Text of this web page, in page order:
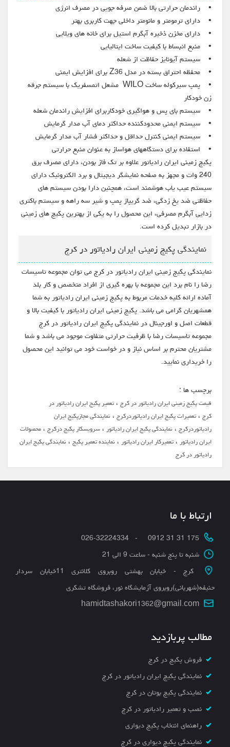
• راندمان حرارتی بالا ضمن صرفه جویی در مصرف انرژی
• دارای ترمومتر و مانومتر داخلی جهت کاربری بهتر
• دارای مخزن ذخیره آبگرم استیل برای خانه های ویلایی
• منبع انبساط با کیفیت ساخت ایتالیایی
• سیستم آیونایز حفاظت از شعله
• محفظه احتراق بسته در مدل Z36 برای افزایش ایمنی
• پمپ سیرکوله ساخت WILO مشعل اتمسفریک با سیستم جرقه
زن خودکار
• سیستم بای پس و هواگیری خودکاربرای افزایش راندمان شعله
• سیستم ایمنی محدودکننده حداکثر دمای آب مدار گرمایش
• سیستم ایمنی کنترل حداقل و حداکثر فشار آب مدار گرمایش
• استفاده برای دستگاههای هواساز به عنوان منبع حرارتی
پکیج زمینی ایران رادیاتور علاوه بر تک فاز بودن، دارای مصرف برق
240 وات و مجهز به صفحه نمایشگر دیجیتال و برد الکترونیک دارای
سیستم عیب یاب هوشمند است، همچنین دارا بودن سیستم های
حفاظتی ضد یخ زدگی، ضد گریپاژ پمپ و شیر سه راهه و سیستم باکتری
زدایی آبگرم مصرفی، این محصول را به یکی از بهترین پکیج های زمینی
در بازار تبدیل کرده است.
نمایندگی پکیج زمینی ایران رادیاتور در کرج
نمایندگی پکیج زمینی ایران رادیاتور در کرج می توان مجموعه تاسیسات
رضا را نام برد این مجموعه با بهره گیری از افراد متخصص و کار بلد
آماده ارائه کلیه خدمات مربوط به پکیج زمینی ایران رادیاتور به شما
همشهریان گرامی می باشد. پکیج زمینی ایران رادیاتور با کیفیت بالا و
قطعات اصل و اورجینال در نمایندگی پکیج ایران رادیاتور در کرج
مجموعه تاسیسات رضا با ظرفیت حرارتی متفاوت موجود می باشد و شما
مشتریان محترم بر اساس نیاز و در خواست خود می توانید این محصول
را خریداری نمایید.
برچسب ها :
قیمت پکیج زمینی ایران رادیاتور در کرج،تعمیر پکیج ایران رادیاتور در
کرج،تعمیرات پکیج ایران رادیاتوردرکرج،نمایندگی مجازپکیج ایران
رادیاتوردرکرج،نمایندگی پکیج ایران رادیاتور،سرویسکار پکیج درکرج،محصولات
ایران رادیاتور،تعمیرکار ایران رادیاتور،نماینده تعمیر پکیج،نمایندگی پکیج ایران
رادیاتور در کرج
ارتباط با ما
175 31 31 0912 - 026-32224334
شنبه تا پنج شنبه - ساعت 9 الی 21
کرج - خیابان بهشتی روبروی کلانتری 11خیابان سردار
حنیفه(شهربانی)روبروی آزمایشگاه نور، فروشگاه تشکری
hamidtashakori1362@gmail.com
مطالب پربازدید
فروش پکیج در کرج
نمایندگی پکیج ایران رادیاتور در کرج
نمایندگی پکیج بوتان در کرج
نصب و تعمیر رادیاتور در کرج
راهنمای انتخاب پکیج دیواری
نمایندگی پکیج دیواری در کرج